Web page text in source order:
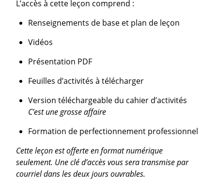
L’accès à cette leçon comprend :
Renseignements de base et plan de leçon
Vidéos
Présentation PDF
Feuilles d’activités à télécharger
Version téléchargeable du cahier d’activités
C’est une grosse affaire
Formation de perfectionnement professionnel
Cette leçon est offerte en format numérique
seulement. Une clé d’accès vous sera transmise par
courriel dans les deux jours ouvrables.